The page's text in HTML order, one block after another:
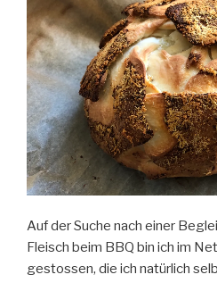
Auf der Suche nach einer
Fleisch beim BBQ bin ich im
gestossen, die ich natürlich